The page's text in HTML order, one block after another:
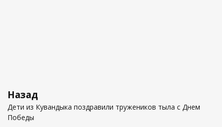
по
записям
Назад
Предыдущая
запись
Дети из Кувандыка поздравили тружеников тыла с Днем
Победы